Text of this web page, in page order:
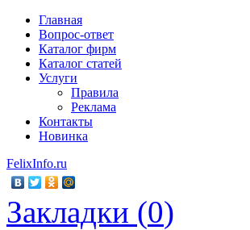
Главная
Вопрос-ответ
Каталог фирм
Каталог статей
Услуги
Правила
Реклама
Контакты
Новинка
FelixInfo.ru
Закладки (0)